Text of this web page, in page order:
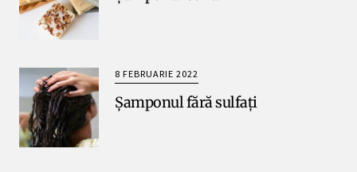
8 FEBRUARIE 2022
Șamponul fără sulfați